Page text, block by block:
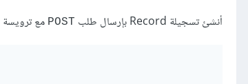
أنشئ تسجيلة Record بإرسال طلب
POST مع ترويسة